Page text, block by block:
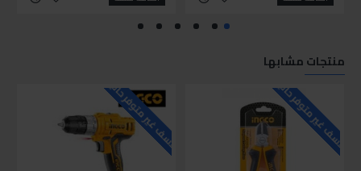
منتجات مشابها
للاسف غير متوفر حاليا للاسف غير متوفر حاليا